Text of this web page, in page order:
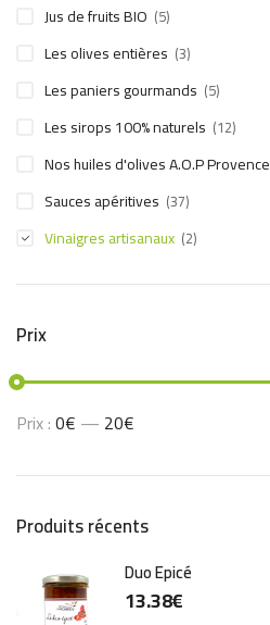
Jus de fruits BIO (5)
Les olives entières (3)
Les paniers gourmands (5)
Les sirops 100% naturels (12)
Nos huiles d'olives A.O.P Provence
Sauces apéritives (37)
Vinaigres artisanaux (2)
Prix
Prix :0€ — 20€
Produits récents
Duo Epicé
13.38€